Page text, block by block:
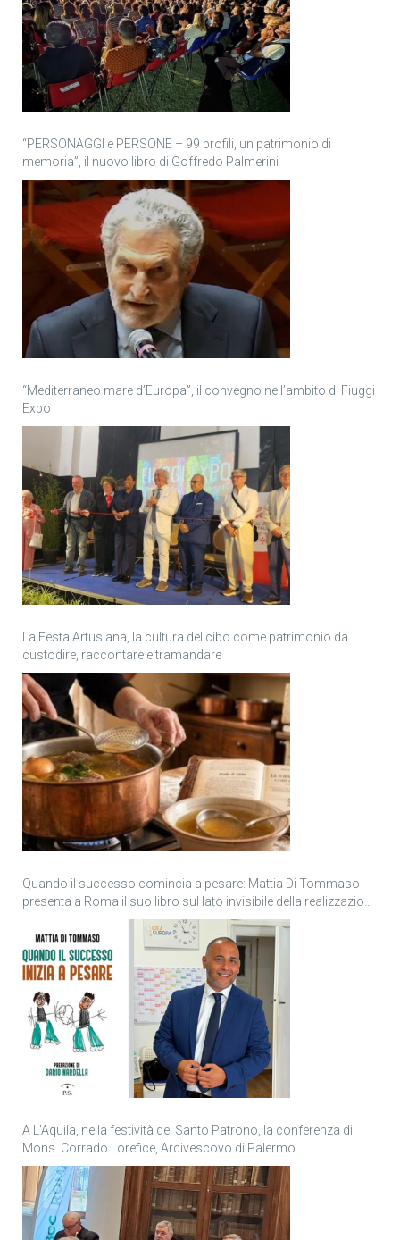
“PERSONAGGI e PERSONE – 99 profili, un patrimonio di
memoria”, il nuovo libro di Goffredo Palmerini
“Mediterraneo mare d’Europa”, il convegno nell’ambito di Fiuggi
Expo
La Festa Artusiana, la cultura del cibo come patrimonio da
custodire, raccontare e tramandare
Quando il successo comincia a pesare: Mattia Di Tommaso
presenta a Roma il suo libro sul lato invisibile della realizzazione
A L’Aquila, nella festività del Santo Patrono, la conferenza di
Mons. Corrado Lorefice, Arcivescovo di Palermo